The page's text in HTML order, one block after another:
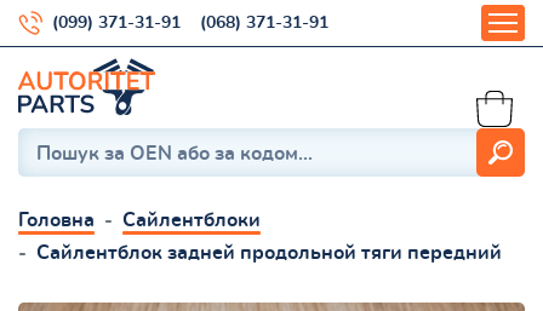
(099) 371-31-91 (068) 371-31-91
Головна
Сайлентблоки
Сайлентблок задней продольной тяги передний